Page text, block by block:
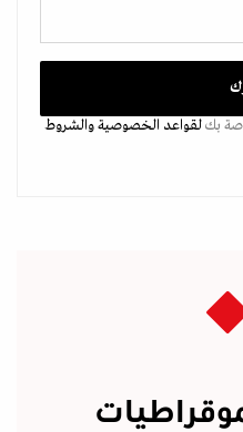
بكلقواعد الخصوصيةوالشروط